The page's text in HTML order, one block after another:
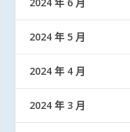
2024 年 5 月
2024 年 4 月
2024 年 3 月